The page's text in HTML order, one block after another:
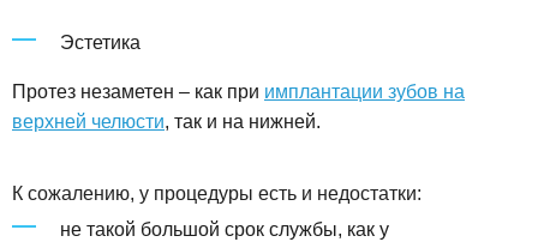
Эстетика
Протез незаметен – как при имплантации зубов на
верхней челюсти, так и на нижней.
К сожалению, у процедуры есть и недостатки:
не такой большой срок службы, как у